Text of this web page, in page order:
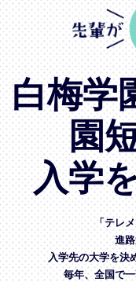
白梅学
園
入学
「テレ
進
入学先の大学を決
毎年、全国で